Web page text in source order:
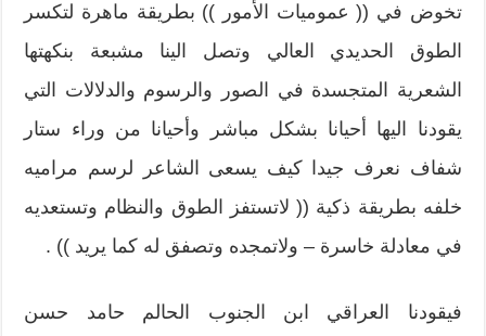
تخوض في (( عموميات الأمور )) بطريقة ماهرة لتكسر
الطوق الحديدي العالي وتصل الينا مشبعة بنكهتها
الشعرية المتجسدة في الصور والرسوم والدلالات التي
يقودنا اليها أحيانا بشكل مباشر وأحيانا من وراء ستار
شفاف نعرف جيدا كيف يسعى الشاعر لرسم مراميه
خلفه بطريقة ذكية (( لاتستفز الطوق والنظام وتستعديه
في معادلة خاسرة – ولاتمجده وتصفق له كما يريد )) .
فيقودنا العراقي ابن الجنوب الحالم حامد حسن